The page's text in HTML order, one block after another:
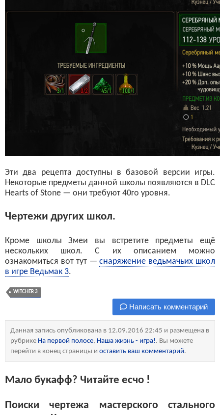
Эти два рецепта доступны в базовой версии игры.
Некоторые предметы данной школы появляются в DLC
Hearts of Stone — они требуют 40го уровня.
Чертежи других школ.
Кроме школы Змеи вы встретите предметы ещё
нескольких школ. С их описанием можно
ознакомиться вот тут —снаряжение ведьмачьих школ
в игре Ведьмак 3.
WITCHER 3
Написать комментарий
Данная запись опубликована в 12.09.2016 22:45 и размещена в
рубрике На первой полосе, Наша жизнь - игра!. Вы можете
перейти в конец страницы и оставить ваш комментарий.
Мало букафф? Читайте есчо !
Поиски чертежа мастерского стального